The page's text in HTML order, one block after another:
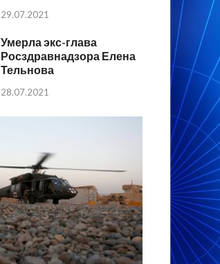
29.07.2021
Умерла экс-глава
Росздравнадзора Елена
Тельнова
28.07.2021